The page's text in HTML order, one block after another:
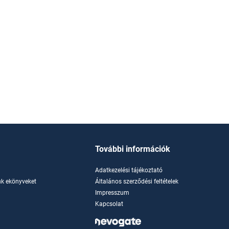
ekönyveket
További információk
Adatkezelési tájékoztató
Általános szerződési feltételek
Impresszum
Kapcsolat